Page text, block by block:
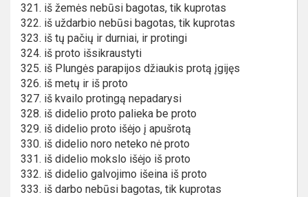
321. iš žemės nebūsi bagotas, tik kuprotas
322. iš uždarbio nebūsi bagotas, tik kuprotas
323. iš tų pačių ir durniai, ir protingi
324. iš proto išsikraustyti
325. iš Plungės parapijos džiaukis protą įgijęs
326. iš metų ir iš proto
327. iš kvailo protingą nepadarysi
328. iš didelio proto palieka be proto
329. iš didelio proto išėjo į apušrotą
330. iš didelio noro neteko nė proto
331. iš didelio mokslo išėjo iš proto
332. iš didelio galvojimo išeina iš proto
333. iš darbo nebūsi bagotas, tik kuprotas